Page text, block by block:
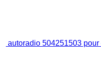
autoradio 504251503